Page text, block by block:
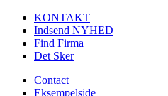
KONTAKT
Indsend NYHED
Find Firma
Det Sker
Contact
Eksempelside